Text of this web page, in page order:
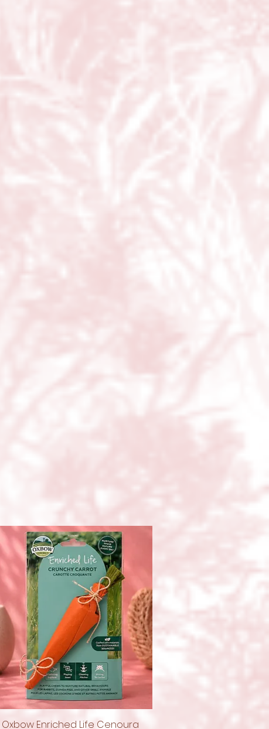
Quick View
Oxbow Enriched Life Cenoura